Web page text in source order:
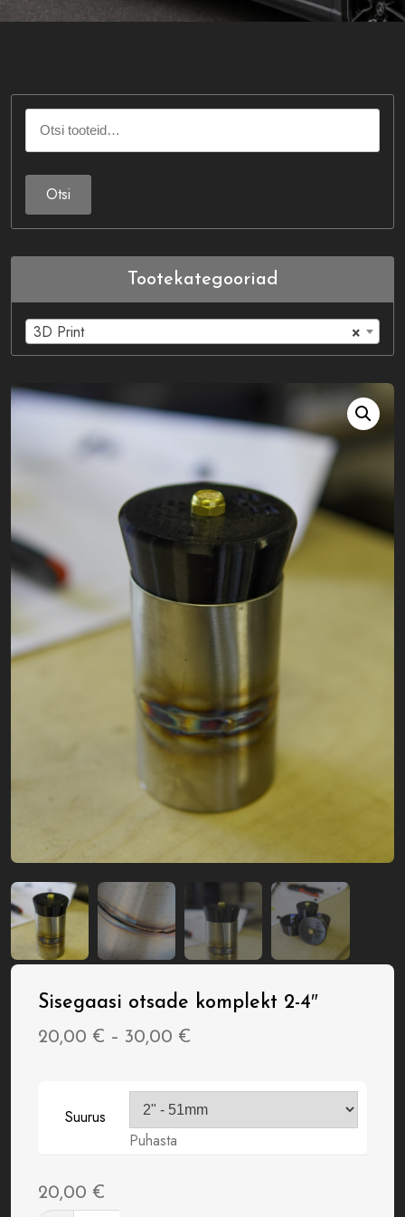
Sisegaasi otsade komplekt 2-4″
20,00 € – 30,00 €
20,00 €
Suurus
Puhasta
20,00 €
Otsi:
Otsi
Tootekategooriad
×
3D Print